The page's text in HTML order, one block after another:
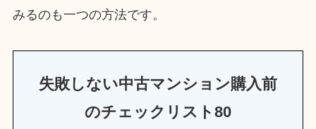
みるのも一つの方法です。
失敗しない中古マンション購入前
のチェックリスト80